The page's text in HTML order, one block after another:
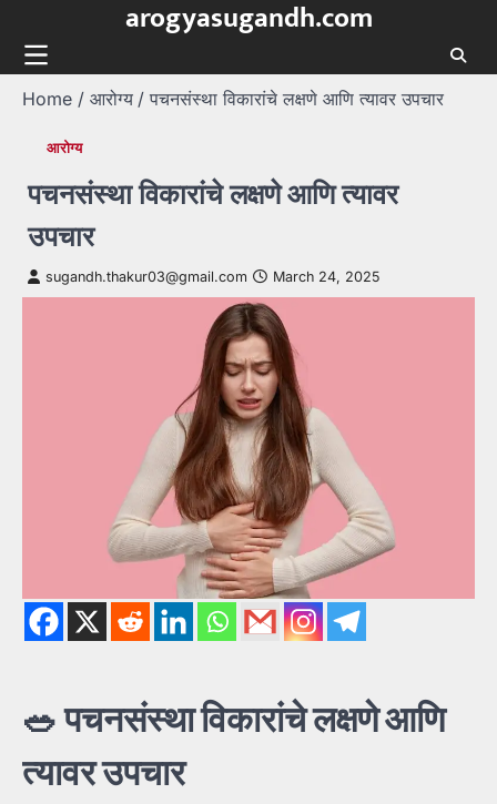
content
arogyasugandh.com
Home आरोग्य पचनसंस्था विकारांचे लक्षणे आणि त्यावर उपचार
आरोग्य
पचनसंस्था विकारांचे लक्षणे आणि त्यावर
उपचार
sugandh.thakur03@gmail.com March 24, 2025
🥗पचनसंस्थाविकारांचेलक्षणेआणि
त्यावरउपचार